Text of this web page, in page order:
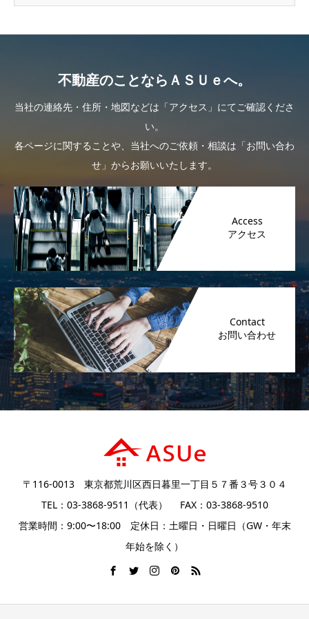
不動産のことならＡＳＵｅへ。
当社の連絡先・住所・地図などは「アクセス」にてご確認くださ
い。
各ページに関することや、当社へのご依頼・相談は「お問い合わ
せ」からお願いいたします。
Access
Contact
〒116-0013 東京都荒川区西日暮里一丁目５７番３号３０４
TEL：03-3868-9511（代表） FAX：03-3868-9510
営業時間：9:00〜18:00 定休日：土曜日・日曜日（GW・年末
年始を除く）